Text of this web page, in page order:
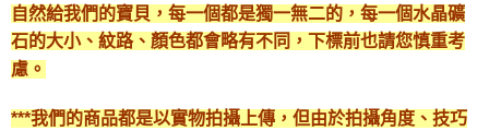
自然給我們的寶貝，每一個都是獨一無二的，每一個水晶礦
石的大小、紋路、顏色都會略有不同，下標前也請您慎重考
慮。
***我們的商品都是以實物拍攝上傳，但由於拍攝角度、技巧